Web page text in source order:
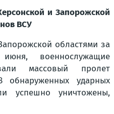
и Запорожской
ВСУ
областями за
военнослужащие
массовый пролет
ударных
успешно уничтожены,